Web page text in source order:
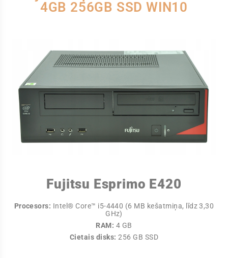
4GB 256GB SSD WIN10
Fujitsu Esprimo E420
Procesors: Intel® Core™ i5-4440 (6 MB kešatmiņa, līdz 3,30
GHz)
RAM: 4 GB
Cietais disks: 256 GB SSD